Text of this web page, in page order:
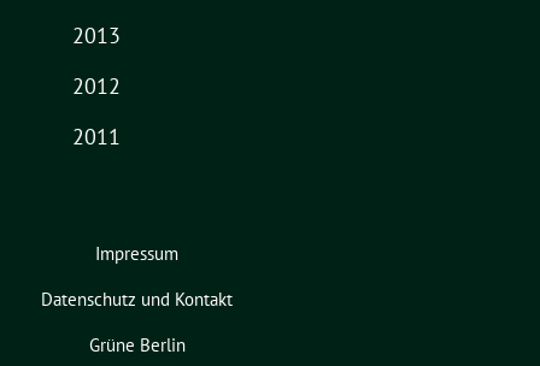
2013
2012
2011
Impressum
Datenschutz und Kontakt
Grüne Berlin